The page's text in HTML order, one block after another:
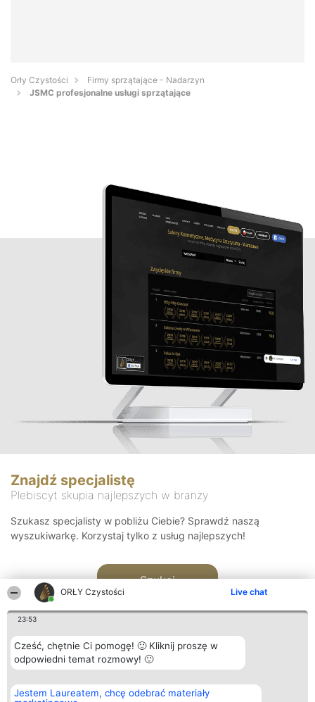
ORŁY Czystości Live chat
23:53
Cześć, chętnie Ci pomogę! 🙂 Kliknij proszę w
odpowiedni temat rozmowy! 🙂
Jestem Laureatem, chcę odebrać materiały
Orły Czystości
Firmy sprzątające - Nadarzyn
JSMC profesjonalne usługi sprzątające
Znajdź specjalistę
Plebiscyt skupia najlepszych w branży
Szukasz specjalisty w pobliżu Ciebie? Sprawdź naszą
wyszukiwarkę. Korzystaj tylko z usług najlepszych!
Szukaj
Organizator plebiscytu
Bright Side Solutions sp. z o.
Plebiscyt
Laureaci
Kontakt
Kontakt